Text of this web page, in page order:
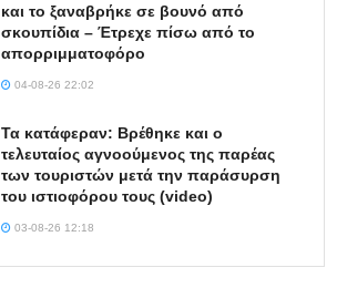
και το ξαναβρήκε σε βουνό από
σκουπίδια – Έτρεχε πίσω από το
απορριμματοφόρο
04-08-26 22:02
Τα κατάφεραν: Βρέθηκε και ο
τελευταίος αγνοούμενος της παρέας
των τουριστών μετά την παράσυρση
του ιστιοφόρου τους (video)
03-08-26 12:18